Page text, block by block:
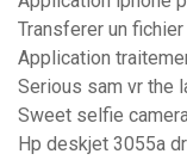
Transferer un
Application
Serious sam vr the
Sweet selfie
Hp deskjet 3055a